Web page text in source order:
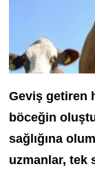
Geviş getiren
böceğin
sağlığına
uzmanlar, tek